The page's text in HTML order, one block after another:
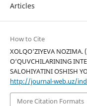
Articles
How to Cite
XOLQO‘ZIYEVA NOZIMA.
O‘QUVCHILARINING
SALOHIYATINI OSHISH
http://journal-web.uz/
More Citation Formats